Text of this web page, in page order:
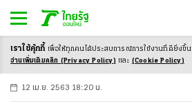
-ก ก ก+
12 เม.ย. 2563 18:20 น.
เราใช้คุ้กกี้ เพื่อให้ทุกคนได้ประสบการณ์การใช้งานที่ดียิ่งขึ้น
อ่านเพิ่มเติมคลิก (Privacy Policy) และ (Cookie Policy)